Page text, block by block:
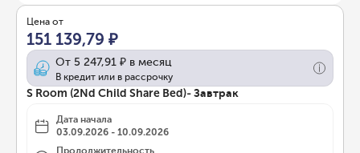
Цена от
151 139,79 ₽
От 5 247,91 ₽ в месяц
В кредит или в рассрочку
S Room (2Nd Child Share Bed)- Завтрак
Дата начала
03.09.2026 - 10.09.2026
Продолжительность